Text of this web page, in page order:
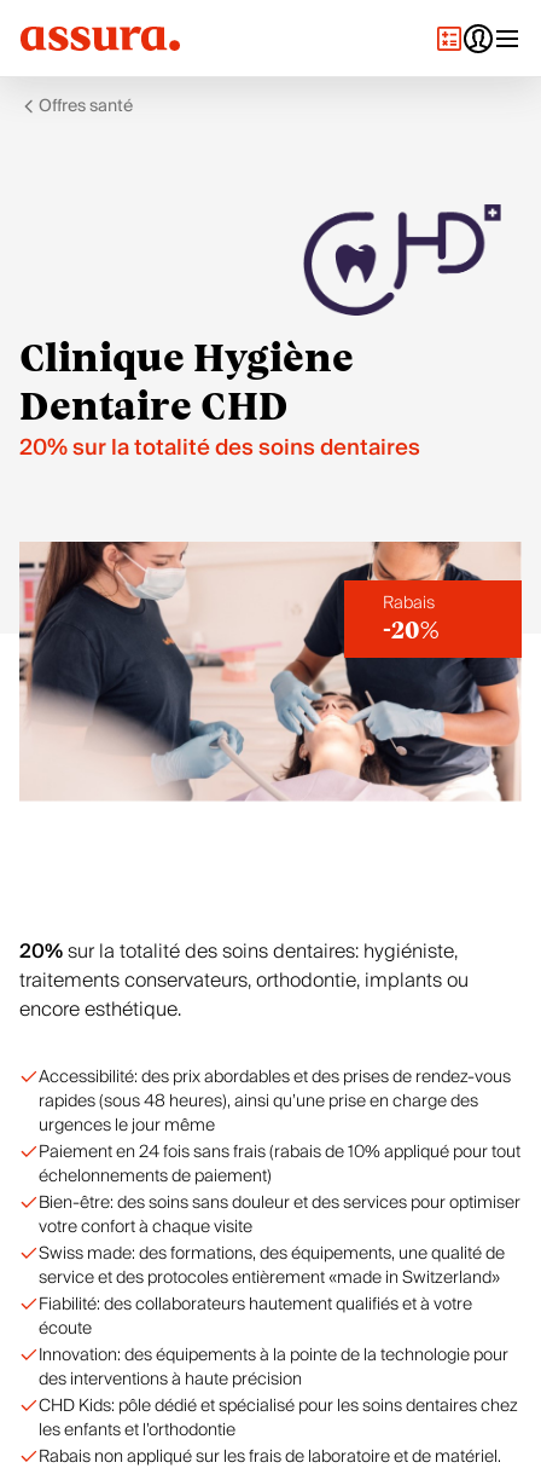
Offres santé
Clinique Hygiène
Dentaire CHD
20% sur la totalité des soins dentaires
Rabais
-20%
20%sur la totalité des soins dentaires: hygiéniste,
traitements conservateurs, orthodontie, implants ou
encore esthétique.
Accessibilité: des prix abordables et des prises de rendez-vous
rapides (sous 48 heures), ainsi qu’une prise en charge des
urgences le jour même
Paiement en 24 fois sans frais (rabais de 10% appliqué pour tout
échelonnements de paiement)
Bien-être: des soins sans douleur et des services pour optimiser
votre confort à chaque visite
Swiss made: des formations, des équipements, une qualité de
service et des protocoles entièrement «made in Switzerland»
Fiabilité: des collaborateurs hautement qualifiés et à votre
écoute
Innovation: des équipements à la pointe de la technologie pour
des interventions à haute précision
CHD Kids: pôle dédié et spécialisé pour les soins dentaires chez
les enfants et l’orthodontie
Rabais non appliqué sur les frais de laboratoire et de matériel.